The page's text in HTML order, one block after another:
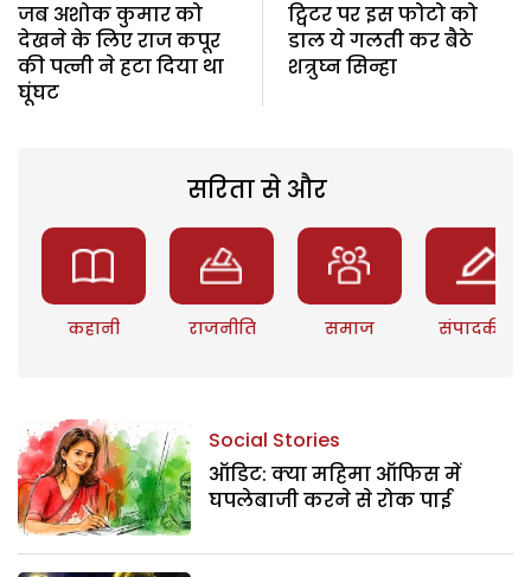
जब अशोक कुमार को
देखने के लिए राज कपूर
की पत्नी ने हटा दिया था
घूंघट
ट्विटर पर इस फोटो को
डाल ये गलती कर बैठे
शत्रुघ्न सिन्हा
सरिता से और
कहानी राजनीति समाज संपादकीय
Social Stories
ऑडिट: क्या महिमा ऑफिस में
घपलेबाजी करने से रोक पाई